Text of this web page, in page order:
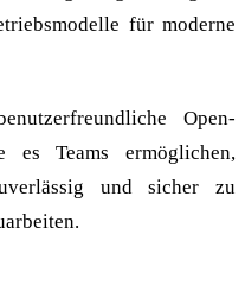
für moderne
Open-
es Teams ermöglichen,
und sicher zu